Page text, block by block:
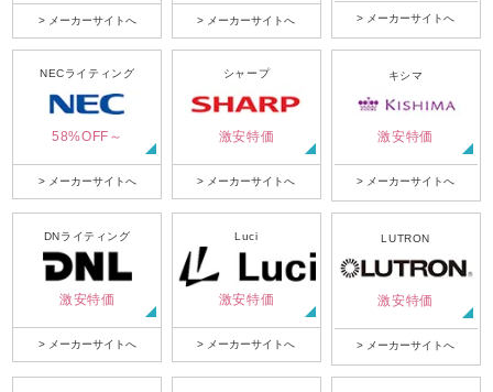
> メーカーサイトへ > メーカーサイトへ > メーカーサイトへ
NECライティング
58%OFF～
> メーカーサイトへ
シャープ
激安特価
> メーカーサイトへ
キシマ
激安特価
> メーカーサイトへ
DNライティング
激安特価
> メーカーサイトへ
Luci
激安特価
> メーカーサイトへ
LUTRON
激安特価
> メーカーサイトへ